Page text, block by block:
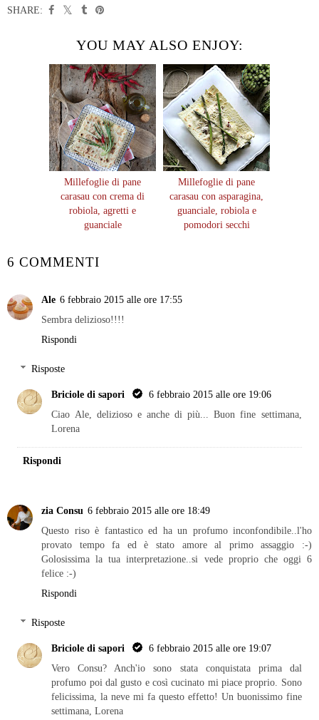
SHARE:
YOU MAY ALSO ENJOY:
Millefoglie di pane
carasau con crema di
robiola, agretti e
guanciale
Millefoglie di pane
carasau con asparagina,
guanciale, robiola e
pomodori secchi
6 COMMENTI
Ale 6 febbraio 2015 alle ore 17:55
Sembra delizioso!!!!
Rispondi
Risposte
Briciole di sapori
6 febbraio 2015 alle ore 19:06
Ciao Ale, delizioso e anche di più... Buon fine settimana,
Lorena
Rispondi
zia Consu 6 febbraio 2015 alle ore 18:49
Questo riso è fantastico ed ha un profumo inconfondibile..l'ho
provato tempo fa ed è stato amore al primo assaggio :-)
Golosissima la tua interpretazione..si vede proprio che oggi 6
felice :-)
Rispondi
Risposte
Briciole di sapori
6 febbraio 2015 alle ore 19:07
Vero Consu? Anch'io sono stata conquistata prima dal
profumo poi dal gusto e così cucinato mi piace proprio. Sono
felicissima, la neve mi fa questo effetto! Un buonissimo fine
settimana, Lorena